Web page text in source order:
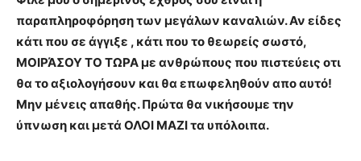
παραπληροφόρηση των μεγάλων καναλιών. Αν είδες
κάτι που σε άγγιξε , κάτι που το θεωρείς σωστό,
ΜΟΙΡΆΣΟΥ ΤΟ ΤΩΡΑ με ανθρώπους που πιστεύεις οτι
θα το αξιολογήσουν και θα επωφεληθούν απο αυτό!
Μην μένεις απαθής. Πρώτα θα νικήσουμε την
ύπνωση και μετά ΟΛΟΙ ΜΑΖΙ τα υπόλοιπα.